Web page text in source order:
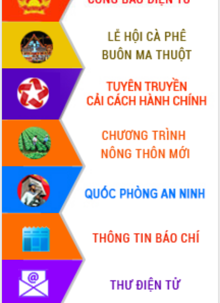
Đắk Lắk sơ kết 4 năm triển khai thực
hiện Đề án 06 của Chính phủ
Họp báo thông tin về Hội nghị Công bố
Quy hoạch và Xúc tiến đầu tư tỉnh Đắk
Khơi thông điểm nghẽn, đẩy nhanh
giải ngân vốn khắc phục thiên tai
HĐND tỉnh thông qua điều chỉnh Quy
hoạch tỉnh thời kỳ 2021-2030
Hội thảo góp ý hồ sơ điều chỉnh quy
hoạch tỉnh Đắk Lắk thời kỳ 2021-2030,
tầm nhìn đến năm 2050
Nâng cao hiệu quả hoạt động của các
doanh nghiệp nhà nước
Hội nghị triển khai kết nối mạng
truyền số liệu chuyên dùng phục vụ cơ
quan Đảng, Nhà nước
Lễ phát động chuỗi hoạt động chung
tay làm sạch môi trường
Xã Ea Kar bước chuyển mình trong
công tác cải cách hành chính mô hình
UBND tỉnh họp báo định kỳ tháng 4
Hội thảo khoa học “Giải pháp thúc đẩy
phát triển nền kinh tế xanh tại tỉnh
Đắk Lắk”
Tăng cường giám sát, đôn đốc thực